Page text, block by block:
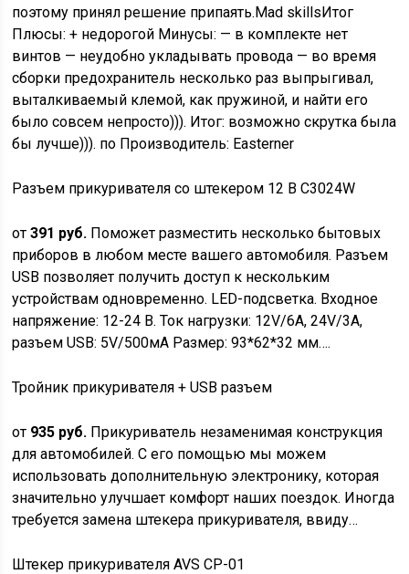
поэтому принял решение припаять.Mad skillsИтог
Плюсы: + недорогой Минусы: — в комплекте нет
винтов — неудобно укладывать провода — во время
сборки предохранитель несколько раз выпрыгивал,
выталкиваемый клемой, как пружиной, и найти его
было совсем непросто))). Итог: возможно скрутка была
бы лучше))). по Производитель: Easterner
Разъем прикуривателя со штекером 12 В C3024W
от391 руб. Поможет разместить несколько бытовых
приборов в любом месте вашего автомобиля. Разъем
USB позволяет получить доступ к нескольким
устройствам одновременно. LED-подсветка. Входное
напряжение: 12-24 В. Ток нагрузки: 12V/6A, 24V/3А,
разъем USB: 5V/500мА Размер: 93*62*32 мм….
Тройник прикуривателя + USB разъем
от 935 руб. Прикуриватель незаменимая конструкция
для автомобилей. С его помощью мы можем
использовать дополнительную электронику, которая
значительно улучшает комфорт наших поездок. Иногда
требуется замена штекера прикуривателя, ввиду…
Штекер прикуривателя AVS CP-01